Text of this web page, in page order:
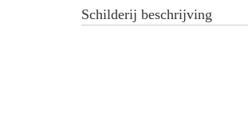
Schilderij beschrijving